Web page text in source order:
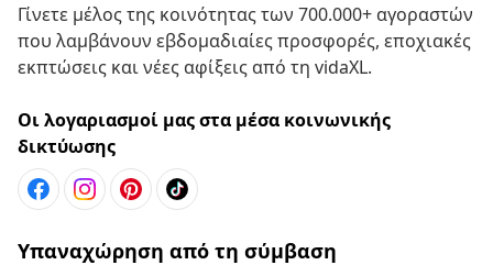
Γίνετε μέλος της κοινότητας των 700.000+ αγοραστών
που λαμβάνουν εβδομαδιαίες προσφορές, εποχιακές
εκπτώσεις και νέες αφίξεις από τη vidaXL.
Οι λογαριασμοί μας στα μέσα κοινωνικής
δικτύωσης
Υπαναχώρηση από τη σύμβαση